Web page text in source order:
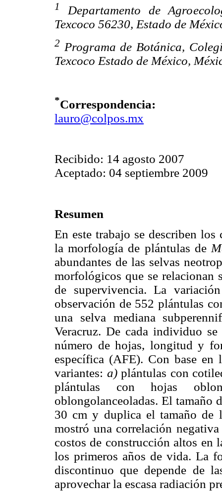
1
Departamento de
Texcoco 56230, Estado de
2 Programa de Botánica,
Texcoco Estado de México,
*Correspondencia:
lauro@colpos.mx
Recibido: 14 agosto 2007
Aceptado: 04 septiembre 2009
Resumen
En este trabajo se describen los
la morfología de plántulas de
abundantes de las selvas
morfológicos que se relacionan
de supervivencia. La
observación de 552 plántulas
una selva mediana
Veracruz. De cada individuo
número de hojas, longitud y
específica (AFE). Con base
variantes: a)plántulas con
plántulas con hojas
oblongolanceoladas. El tamaño
30 cm y duplica el tamaño de
mostró una correlación
costos de construcción altos en
los primeros años de vida. La
discontinuo que depende de
aprovechar la escasa radiación